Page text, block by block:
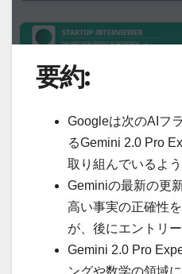
要約:
Googleは次のAIフ
るGemini 2.0 Pro
取り組んでいるよう
Geminiの最新の更
高い事実の正確性
が、後にエントリ
Gemini 2.0 Pro
ングや数学の領域